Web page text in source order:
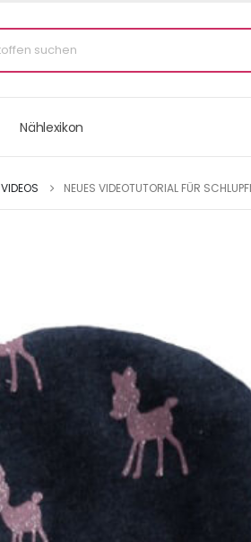
Nählexikon
VIDEOS NEUES VIDEOTUTORIAL FÜR